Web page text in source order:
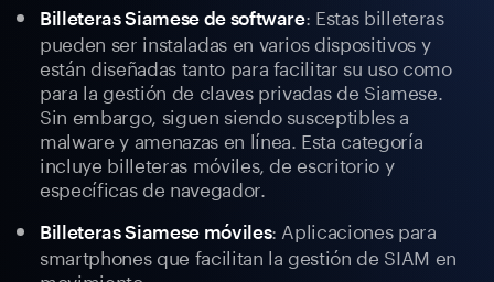
Billeteras Siamese de software: Estas billeteras
pueden ser instaladas en varios dispositivos y
están diseñadas tanto para facilitar su uso como
para la gestión de claves privadas de Siamese.
Sin embargo, siguen siendo susceptibles a
malware y amenazas en línea. Esta categoría
incluye billeteras móviles, de escritorio y
específicas de navegador.
Billeteras Siamese móviles: Aplicaciones para
smartphones que facilitan la gestión de SIAM en